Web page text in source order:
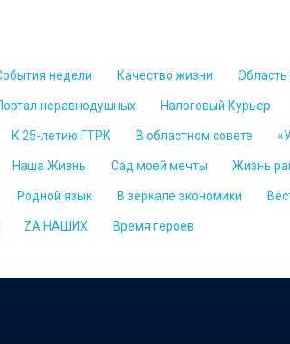
недели Качество жизни
неравнодушных Налоговый Курьер
К 25-летию ГТРК В областном совете
Наша Жизнь Сад моей мечты Жизнь
Родной язык В зеркале экономики
ZА НАШИХ Время героев